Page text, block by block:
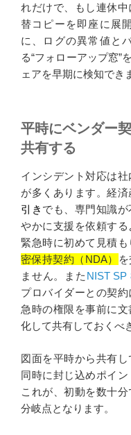
れだけで、もし連休
替コピーを即座に展
に、ログの異常値と
る“フォローアップ窓”
ェアを早期に検知でき
平時にベンダー
共有する
インシデント対応は
が多くあります。経
引き でも、専門知識
やかに支援を依頼す
緊急時に初めて見積も
密保持契約（NDA）
ません。また NIST SP
プロバイダーとの契
急時の権限を事前に
化して共有しておくべ
図面を平時から共有
同時に封じ込めポイ
これが、初動を数十
分岐点となります。